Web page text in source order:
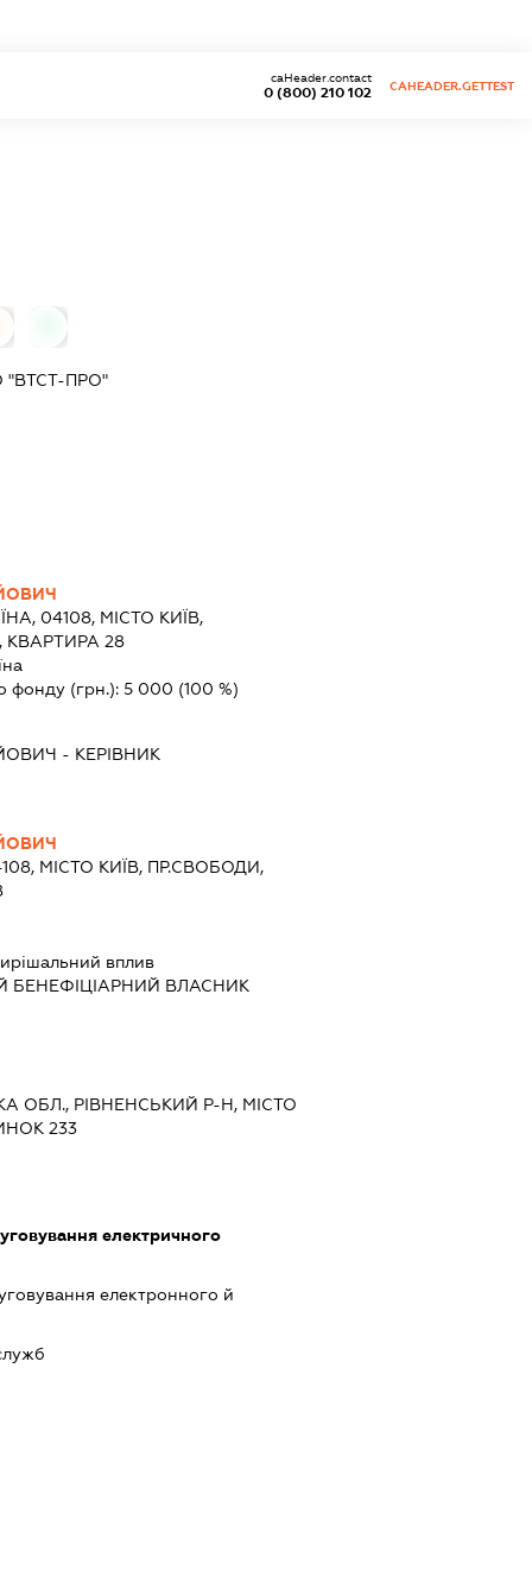
0 (800) 210 102
caHeader.contact
CAHEADER.GETTEST
"ВТСТ-ПРО"
04108, МІСТО КИЇВ,
28
фонду (грн.):5 000 (100 %)
- КЕРІВНИК
МІСТО КИЇВ, ПР.СВОБОДИ,
вплив
БЕНЕФІЦІАРНИЙ ВЛАСНИК
ОБЛ., РІВНЕНСЬКИЙ Р-Н, МІСТО
233
електричного
електронного й